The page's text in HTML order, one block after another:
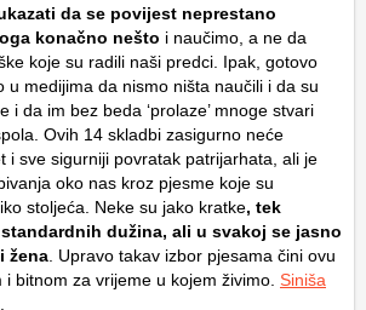
da se povijest neprestano
konačno nešto i naučimo, a ne da
koje su radili naši predci. Ipak, gotovo
u medijima da nismo ništa naučili i da su
i da im bez beda ‘prolaze’ mnoge stvari
Ovih 14 skladbi zasigurno neće
i sve sigurniji povratak patrijarhata, ali je
oko nas kroz pjesme koje su
stoljeća. Neke su jako kratke, tek
dužina, ali u svakoj se jasno
žena . Upravo takav izbor pjesama čini ovu
bitnom za vrijeme u kojem živimo. Siniša